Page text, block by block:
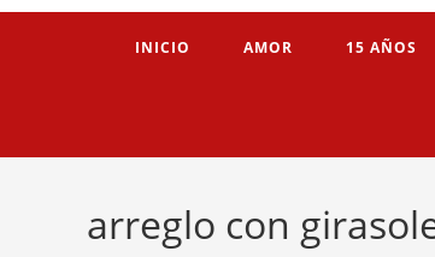
INICIO AMOR 15 AÑOS
arreglo con